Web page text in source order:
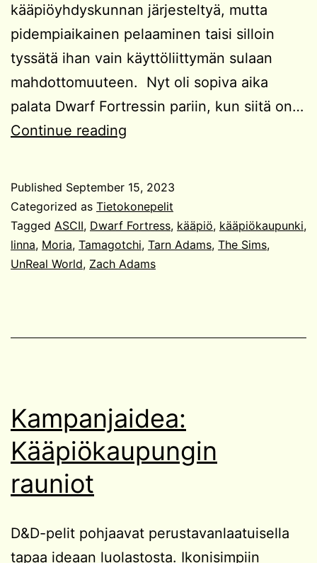
kääpiöyhdyskunnan järjesteltyä, mutta
pidempiaikainen pelaaminen taisi silloin
tyssätä ihan vain käyttöliittymän sulaan
mahdottomuuteen. Nyt oli sopiva aika
palata Dwarf Fortressin pariin, kun siitä on…
Continue reading
Published September 15, 2023
Categorized as Tietokonepelit
Tagged ASCII, Dwarf Fortress, kääpiö, kääpiökaupunki,
linna, Moria, Tamagotchi, Tarn Adams, The Sims,
UnReal World, Zach Adams
Kampanjaidea:
Kääpiökaupungin
rauniot
D&D-pelit pohjaavat perustavanlaatuisella
tapaa ideaan luolastosta. Ikonisimpiin